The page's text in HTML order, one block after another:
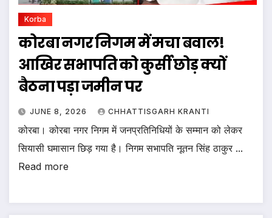
Korba
कोरबा नगर निगम में मचा बवाल!
आखिर सभापति को कुर्सी छोड़ क्यों
बैठना पड़ा जमीन पर
JUNE 8, 2026 CHHATTISGARH KRANTI
कोरबा। कोरबा नगर निगम में जनप्रतिनिधियों के सम्मान को लेकर
सियासी घमासान छिड़ गया है। निगम सभापति नूतन सिंह ठाकुर ...
Read more